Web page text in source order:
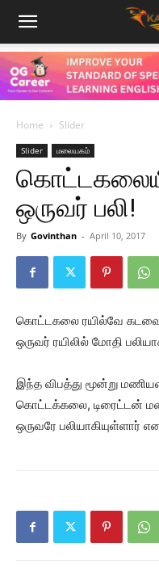
Home Slider
Slider மலையகம்
ஒருவர் பலி!
By Govinthan - April 10, 2017
கொட்டகலை ரயில்வே
ஒருவர் ரயிலில் மோதி
இந்த விபத்து மூன்று
கொட்டக்கலை, டிரைட்டன்
ஒருவரே பலியாகியுள்ளார்